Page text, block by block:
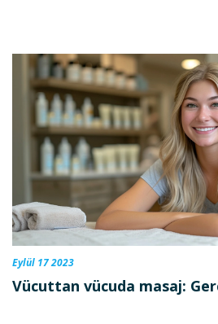
Eylül 17 2023
Vücuttan vücuda masaj: